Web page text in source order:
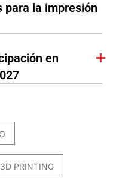
para la impresión
en
PRINTING